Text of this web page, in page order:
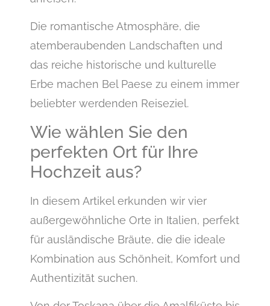
Die romantische Atmosphäre, die
atemberaubenden Landschaften und
das reiche historische und kulturelle
Erbe machen Bel Paese zu einem immer
beliebter werdenden Reiseziel.
Wie wählen Sie den
perfekten Ort für Ihre
Hochzeit aus?
In diesem Artikel erkunden wir vier
außergewöhnliche Orte in Italien, perfekt
für ausländische Bräute, die die ideale
Kombination aus Schönheit, Komfort und
Authentizität suchen.